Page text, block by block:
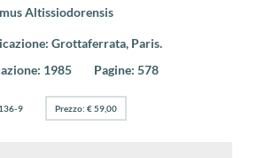
Altissiodorensis
Grottaferrata, Paris.
1985 Pagine: 578
9 Prezzo: € 59,00